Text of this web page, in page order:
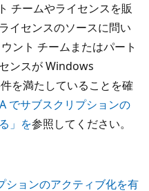
チームやライセンスを販
イセンスのソースに問い
ント チームまたはパート
ンスが Windows
を満たしていることを確
でサブスクリプションの
」を参照してください。
ションのアクティブ化を有